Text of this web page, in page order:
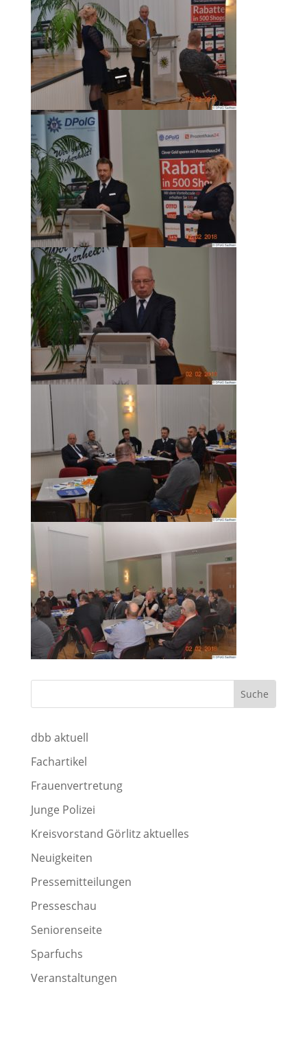
dbb aktuell
Fachartikel
Frauenvertretung
Junge Polizei
Kreisvorstand Görlitz aktuelles
Neuigkeiten
Pressemitteilungen
Presseschau
Seniorenseite
Sparfuchs
Veranstaltungen